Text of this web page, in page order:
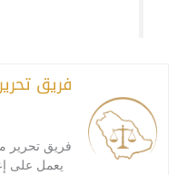
فريق
فريق تحرير
يعمل على